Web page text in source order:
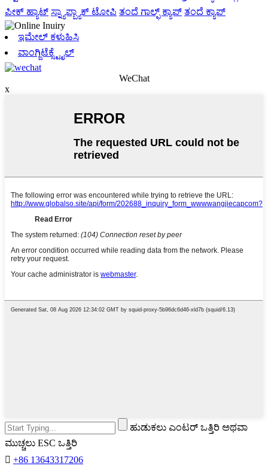
ಪೀಕ್ ಹ್ಯಾಟ್ ಸ್ನ್ಯಾಪ್ಬ್ಯಾಕ್ ಟೋಪಿ ತಂದೆ ಗಾಲ್ಫ್ ಕ್ಯಾಪ್ ತಂದೆ ಕ್ಯಾಪ್
ಇಮೇಲ್ ಕಳುಹಿಸಿ
ವಾಂಗ್ಜಿಟೆಕ್ಸ್ಟೈಲ್
WeChat
x
ಹುಡುಕಲು ಎಂಟರ್ ಒತ್ತಿರಿ ಅಥವಾ
ಮುಚ್ಚಲು ESC ಒತ್ತಿರಿ
 +86 13643317206